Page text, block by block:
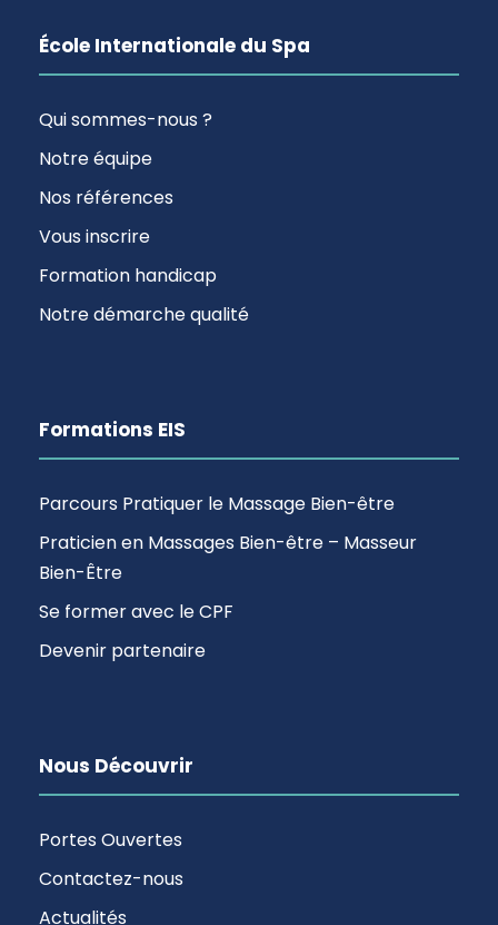
École Internationale du Spa
Qui sommes-nous ?
Notre équipe
Nos références
Vous inscrire
Formation handicap
Notre démarche qualité
Formations EIS
Parcours Pratiquer le Massage Bien-être
Praticien en Massages Bien-être – Masseur
Bien-Être
Se former avec le CPF
Devenir partenaire
Nous Découvrir
Portes Ouvertes
Contactez-nous
Actualités